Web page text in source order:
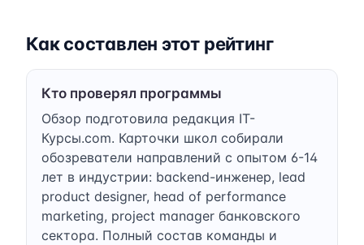
Как составлен этот рейтинг
Кто проверял программы
Обзор подготовила редакция IT-
Курсы.com. Карточки школ собирали
обозреватели направлений с опытом 6-14
лет в индустрии: backend-инженер, lead
product designer, head of performance
marketing, project manager банковского
сектора. Полный состав команды и